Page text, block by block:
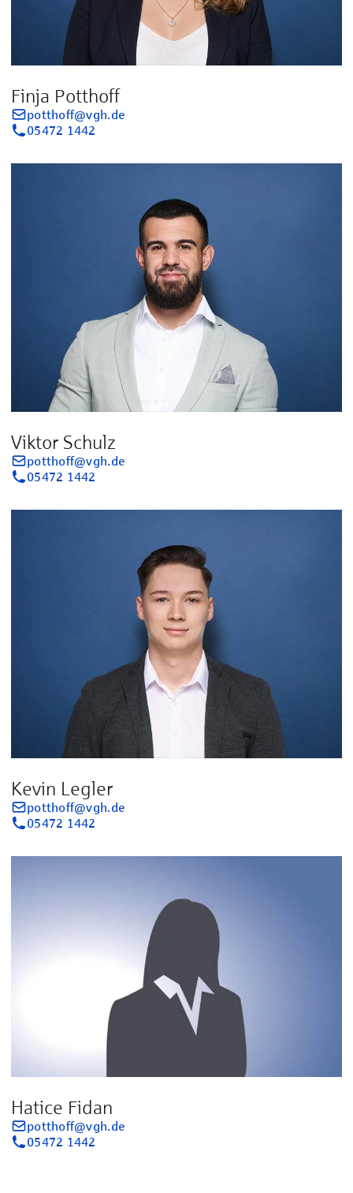
Finja Potthoff
potthoff@vgh.de
05472 1442
Viktor Schulz
potthoff@vgh.de
05472 1442
Kevin Legler
potthoff@vgh.de
05472 1442
Hatice Fidan
potthoff@vgh.de
05472 1442